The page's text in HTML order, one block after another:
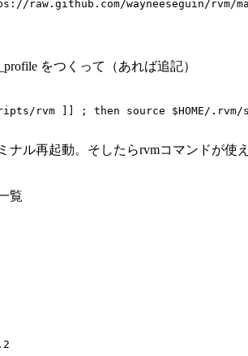
をつくって（あれば追記）
ナル再起動。そしたらrvmコマンドが使
覧